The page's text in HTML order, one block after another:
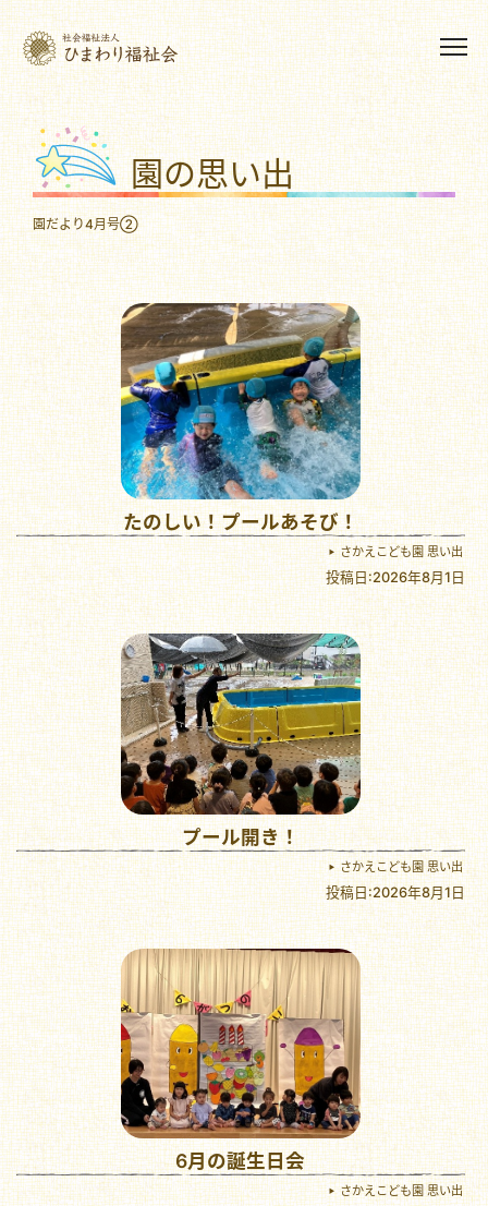
園の思い出
園だより4月号②
たのしい！プールあそび！
さかえこども園 思い出
投稿日:2026年8月1日
プール開き！
さかえこども園 思い出
投稿日:2026年8月1日
6月の誕生日会
さかえこども園 思い出